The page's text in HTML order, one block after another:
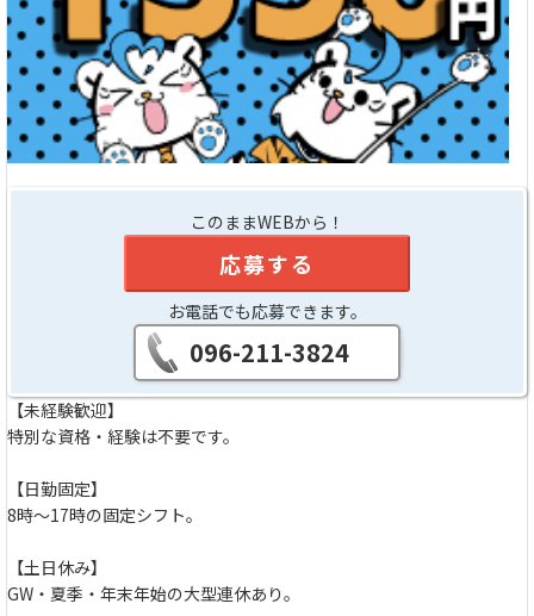
このままWEBから！
応募する
お電話でも応募できます。
096-211-3824
【未経験歓迎】
特別な資格・経験は不要です。
【日勤固定】
8時～17時の固定シフト。
【土日休み】
GW・夏季・年末年始の大型連休あり。